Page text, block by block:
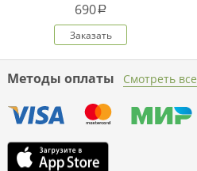
690a
Заказать
Методы оплаты Смотреть все